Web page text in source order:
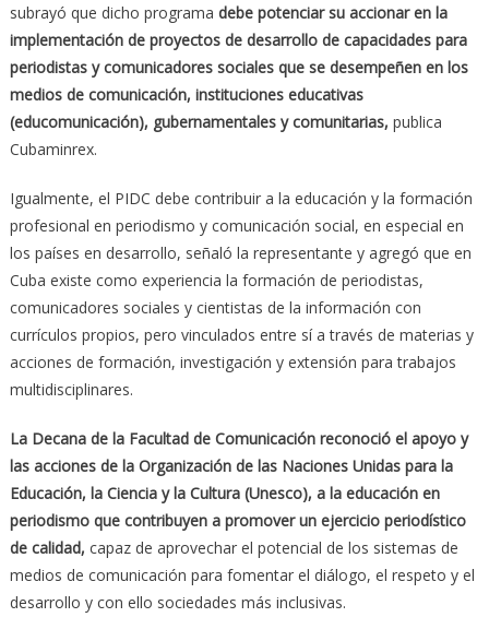
subrayó que dicho programa debe potenciar su accionar en la
implementación de proyectos de desarrollo de capacidades para
periodistas y comunicadores sociales que se desempeñen en los
medios de comunicación, instituciones educativas
(educomunicación), gubernamentales y comunitarias, publica
Cubaminrex.
Igualmente, el PIDC debe contribuir a la educación y la formación
profesional en periodismo y comunicación social, en especial en
los países en desarrollo, señaló la representante y agregó que en
Cuba existe como experiencia la formación de periodistas,
comunicadores sociales y cientistas de la información con
currículos propios, pero vinculados entre sí a través de materias y
acciones de formación, investigación y extensión para trabajos
multidisciplinares.
La Decana de la Facultad de Comunicación reconoció el apoyo y
las acciones de la Organización de las Naciones Unidas para la
Educación, la Ciencia y la Cultura (Unesco), a la educación en
periodismo que contribuyen a promover un ejercicio periodístico
de calidad, capaz de aprovechar el potencial de los sistemas de
medios de comunicación para fomentar el diálogo, el respeto y el
desarrollo y con ello sociedades más inclusivas.